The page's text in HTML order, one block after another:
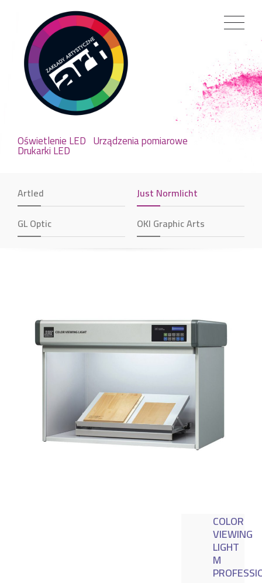
Oświetlenie LED Urządzenia pomiarowe
Drukarki LED
Artled
Just Normlicht
GL Optic
OKI Graphic Arts
COLOR
VIEWING
LIGHT
M